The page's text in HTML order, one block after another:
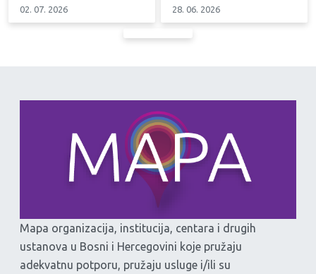
02. 07. 2026 28. 06. 2026
Mapa organizacija, institucija, centara i drugih
ustanova u Bosni i Hercegovini koje pružaju
adekvatnu potporu, pružaju usluge i/ili su